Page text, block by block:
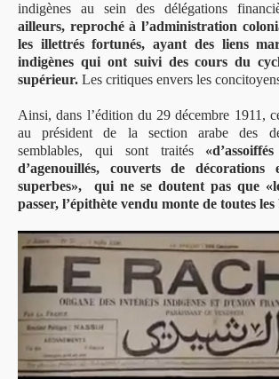
indigènes au sein des délégations
ailleurs, reproché à l’administration
les illettrés fortunés, ayant des liens
indigènes qui ont suivi des cours du
supérieur. Les critiques envers les
Ainsi, dans l’édition du 29 décembre 1911,
au président de la section arabe des
semblables, qui sont traités
d’agenouillés, couverts de décorations
superbes», qui ne se doutent pas que
passer, l’épithète vendu monte de toutes les